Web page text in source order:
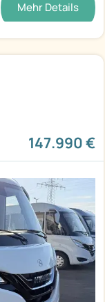
Mehr Details
147.990 €